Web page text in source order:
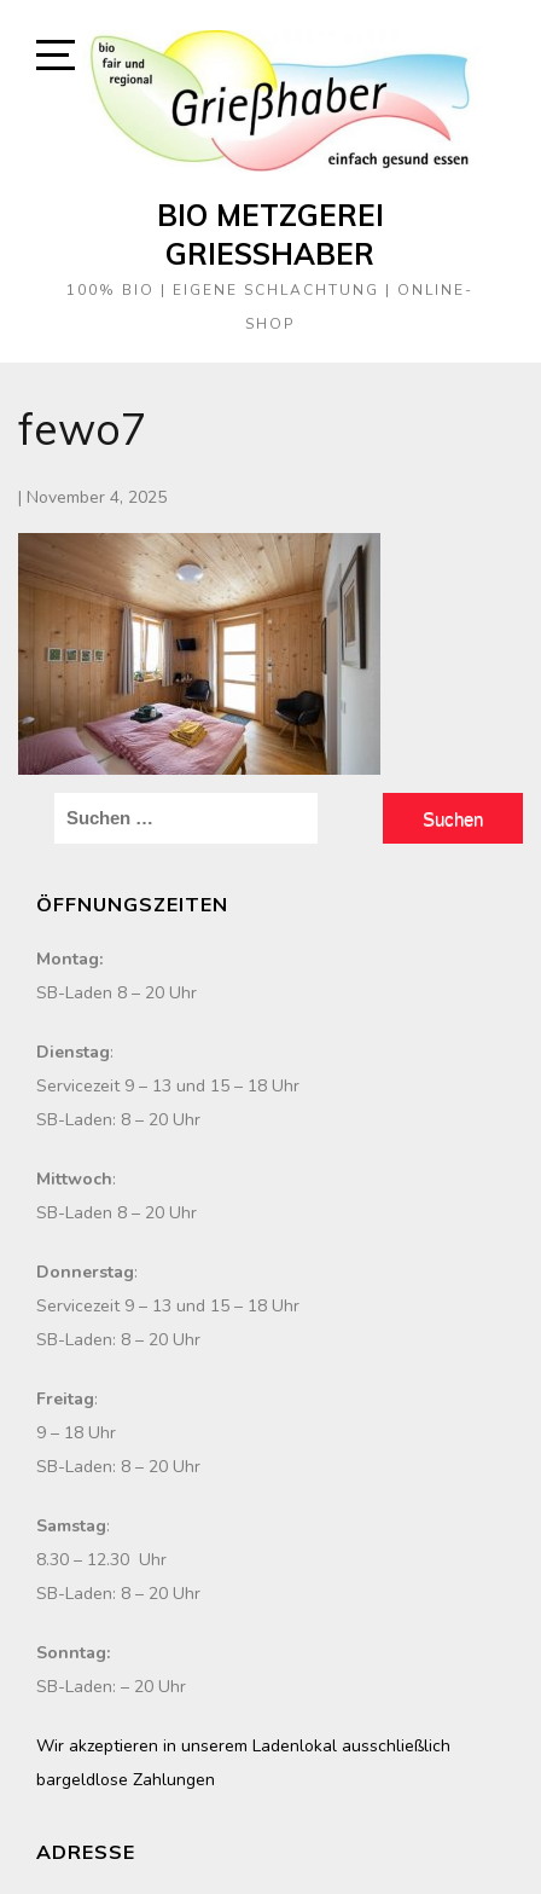
Open
Sidebar
BIO METZGEREI
GRIESSHABER
100% BIO | EIGENE SCHLACHTUNG | ONLINE-
SHOP
fewo7
| November 4, 2025
h
a
c
h
ÖFFNUNGSZEITEN
Montag:
SB-Laden 8 – 20 Uhr
Dienstag:
Servicezeit 9 – 13 und 15 – 18 Uhr
SB-Laden: 8 – 20 Uhr
Mittwoch:
SB-Laden 8 – 20 Uhr
Donnerstag:
Servicezeit 9 – 13 und 15 – 18 Uhr
SB-Laden: 8 – 20 Uhr
Freitag:
9 – 18 Uhr
SB-Laden: 8 – 20 Uhr
Samstag:
8.30 – 12.30 Uhr
SB-Laden: 8 – 20 Uhr
Sonntag:
SB-Laden: – 20 Uhr
Wir akzeptieren in unserem Ladenlokal ausschließlich
bargeldlose Zahlungen
ADRESSE